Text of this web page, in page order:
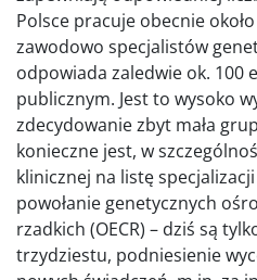
Polsce pracuje obecnie
zawodowo specjalistów
odpowiada zaledwie ok. 100
publicznym. Jest to wysoko
zdecydowanie zbyt mała
konieczne jest, w
klinicznej na listę
powołanie genetycznych
rzadkich (OECR) – dziś są
trzydziestu, podniesienie